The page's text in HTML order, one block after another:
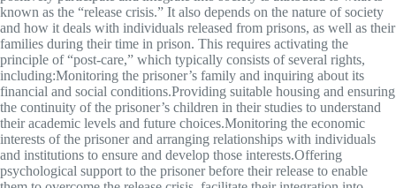
known as the “release crisis.” It also depends on the nature of society
and how it deals with individuals released from prisons, as well as their
families during their time in prison. This requires activating the
principle of “post-care,” which typically consists of several rights,
including:Monitoring the prisoner’s family and inquiring about its
financial and social conditions.Providing suitable housing and ensuring
the continuity of the prisoner’s children in their studies to understand
their academic levels and future choices.Monitoring the economic
interests of the prisoner and arranging relationships with individuals
and institutions to ensure and develop those interests.Offering
psychological support to the prisoner before their release to enable